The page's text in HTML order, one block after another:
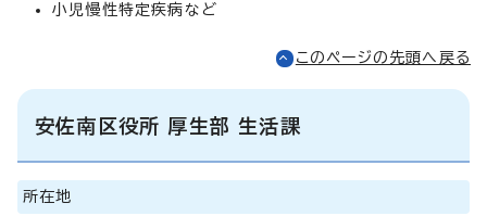
小児慢性特定疾病など
このページの先頭へ戻る
安佐南区役所 厚生部 生活課
所在地